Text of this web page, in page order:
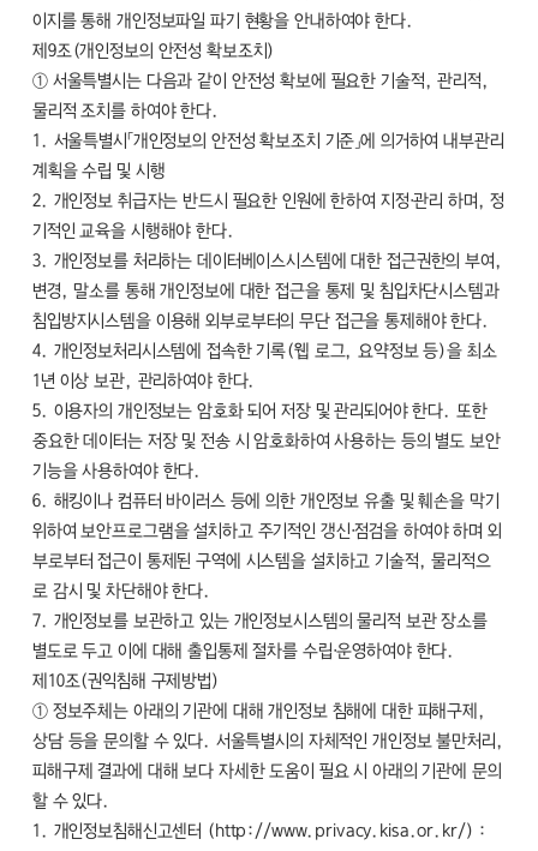
이지를 통해 개인정보파일 파기 현황을 안내하여야 한다.
제9조(개인정보의 안전성 확보조치)
① 서울특별시는 다음과 같이 안전성 확보에 필요한 기술적, 관리적,
물리적 조치를 하여야 한다.
1. 서울특별시「개인정보의 안전성 확보조치 기준」에 의거하여 내부관리
계획을 수립 및 시행
2. 개인정보 취급자는 반드시 필요한 인원에 한하여 지정·관리 하며, 정
기적인 교육을 시행해야 한다.
3. 개인정보를 처리하는 데이터베이스시스템에 대한 접근권한의 부여,
변경, 말소를 통해 개인정보에 대한 접근을 통제 및 침입차단시스템과
침입방지시스템을 이용해 외부로부터의 무단 접근을 통제해야 한다.
4. 개인정보처리시스템에 접속한 기록(웹 로그, 요약정보 등)을 최소
1년 이상 보관, 관리하여야 한다.
5. 이용자의 개인정보는 암호화 되어 저장 및 관리되어야 한다. 또한
중요한 데이터는 저장 및 전송 시 암호화하여 사용하는 등의 별도 보안
기능을 사용하여야 한다.
6. 해킹이나 컴퓨터 바이러스 등에 의한 개인정보 유출 및 훼손을 막기
위하여 보안프로그램을 설치하고 주기적인 갱신·점검을 하여야 하며 외
부로부터 접근이 통제된 구역에 시스템을 설치하고 기술적, 물리적으
로 감시 및 차단해야 한다.
7. 개인정보를 보관하고 있는 개인정보시스템의 물리적 보관 장소를
별도로 두고 이에 대해 출입통제 절차를 수립·운영하여야 한다.
제10조(권익침해 구제방법)
① 정보주체는 아래의 기관에 대해 개인정보 침해에 대한 피해구제,
상담 등을 문의할 수 있다. 서울특별시의 자체적인 개인정보 불만처리,
피해구제 결과에 대해 보다 자세한 도움이 필요 시 아래의 기관에 문의
할 수 있다.
1. 개인정보침해신고센터 (http://www.privacy.kisa.or.kr/) :